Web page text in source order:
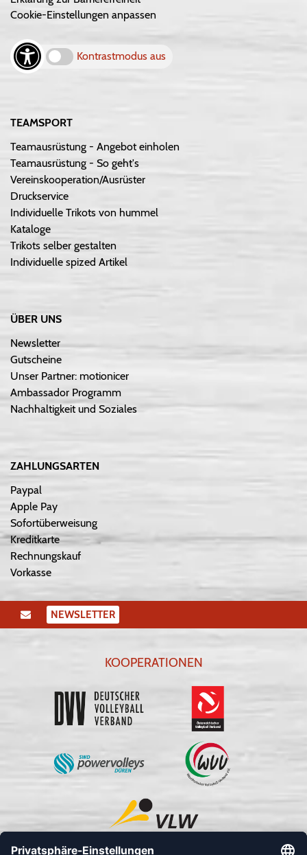
Cookie-Einstellungen anpassen
Kontrastmodus aus
TEAMSPORT
Teamausrüstung - Angebot einholen
Teamausrüstung - So geht's
Vereinskooperation/Ausrüster
Druckservice
Individuelle Trikots von hummel
Kataloge
Trikots selber gestalten
Individuelle spized Artikel
ÜBER UNS
Newsletter
Gutscheine
Unser Partner: motionicer
Ambassador Programm
Nachhaltigkeit und Soziales
ZAHLUNGSARTEN
Paypal
Apple Pay
Sofortüberweisung
Kreditkarte
Rechnungskauf
Vorkasse
NEWSLETTER
KOOPERATIONEN